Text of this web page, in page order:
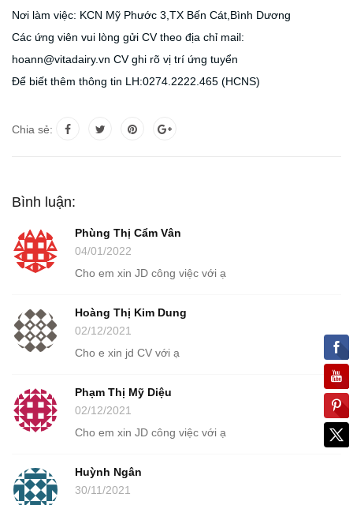
Nơi làm việc: KCN Mỹ Phước 3,TX Bến Cát,Bình Dương
Các ứng viên vui lòng gửi CV theo địa chỉ mail:
hoann@vitadairy.vn CV ghi rõ vị trí ứng tuyển
Để biết thêm thông tin LH:0274.2222.465 (HCNS)
Chia sẻ:
Bình luận:
Phùng Thị Cẩm Vân
04/01/2022
Cho em xin JD công việc với ạ
Hoàng Thị Kim Dung
02/12/2021
Cho e xin jd CV với ạ
Phạm Thị Mỹ Diệu
02/12/2021
Cho em xin JD công việc với ạ
Huỳnh Ngân
30/11/2021